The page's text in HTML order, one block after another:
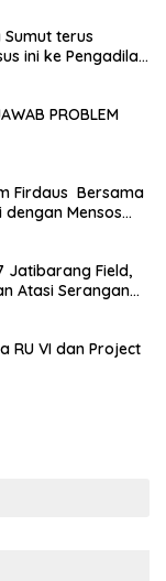
Sumut terus
ini ke Pengadilan
PROBLEM
Firdaus Bersama
dengan Mensos
Jatibarang Field,
Atasi Serangan
RU VI dan Project